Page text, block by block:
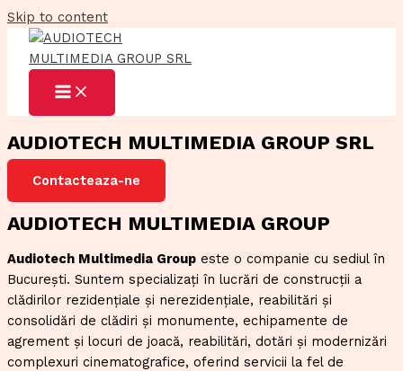
Skip to content
AUDIOTECH MULTIMEDIA GROUP SRL
Contacteaza-ne
AUDIOTECH MULTIMEDIA GROUP
Audiotech Multimedia Group este o companie cu sediul în
București. Suntem specializați în lucrări de construcții a
clădirilor rezidențiale și nerezidențiale, reabilitări și
consolidări de clădiri și monumente, echipamente de
agrement și locuri de joacă, reabilitări, dotări și modernizări
complexuri cinematografice, oferind servicii la fel de